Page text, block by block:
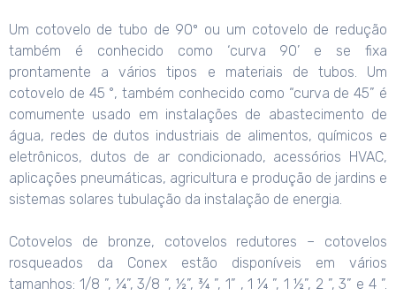
Um cotovelo de tubo de 90º ou um cotovelo de redução
também é conhecido como ‘curva 90’ e se fixa
prontamente a vários tipos e materiais de tubos. Um
cotovelo de 45 °, também conhecido como “curva de 45” é
comumente usado em instalações de abastecimento de
água, redes de dutos industriais de alimentos, químicos e
eletrônicos, dutos de ar condicionado, acessórios HVAC,
aplicações pneumáticas, agricultura e produção de jardins e
sistemas solares tubulação da instalação de energia.
Cotovelos de bronze, cotovelos redutores – cotovelos
rosqueados da Conex estão disponíveis em vários
tamanhos: 1/8 ”, ¼”, 3/8 ”, ½”, ¾ ”, 1” , 1 ¼ ”, 1 ½”, 2 ”, 3” e 4 ”.